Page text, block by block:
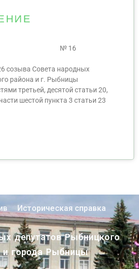
2025 г. № 16
созыва Совета народных
района и г. Рыбницы
третьей, десятой статьи 20,
шестой пункта 3 статьи 23
Историческая справка
депутатов Рыбницкого
и города Рыбницы